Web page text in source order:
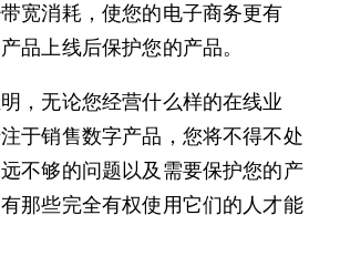
宽消耗，使您的电子商务更有
品上线后保护您的产品。
，无论您经营什么样的在线业
于销售数字产品，您将不得不处
不够的问题以及需要保护您的产
那些完全有权使用它们的人才能